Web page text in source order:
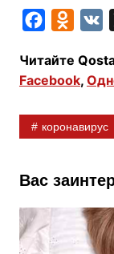
c
e
o
k
n
o
l
s
i
Читайте
Facebook,
коронавирус
Вас